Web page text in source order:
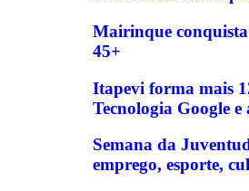
Mairinque
45+
Itapevi forma mais
Tecnologia Google
Semana da
emprego, esporte,